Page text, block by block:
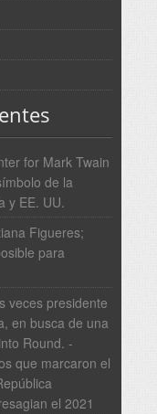
for Mark Twain
de la
y EE. UU.
Figueres;
para
veces presidente
en busca de una
Round. -
que marcaron el
el 2021